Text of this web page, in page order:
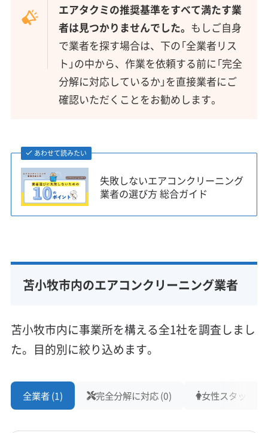
エアタクミの推奨基準をすべて満たす業
者は見つかりませんでした。 もしご自身
で業者を探す場合は、下の「全業者リス
ト」の中から、作業を依頼する前に「完全
分解に対応しているか」を直接業者にご
確認いただくことをお勧めします。
あわせて読みたい
失敗しないエアコンクリーニング
業者の選び方 総合ガイド
苫小牧市内のエアコンクリーニング業者
苫小牧市内に事業所を構える全1社を調査しまし
た。目的別に絞り込めます。
全業者 (1) 完全分解に対応 (0) 女性スタッフ在